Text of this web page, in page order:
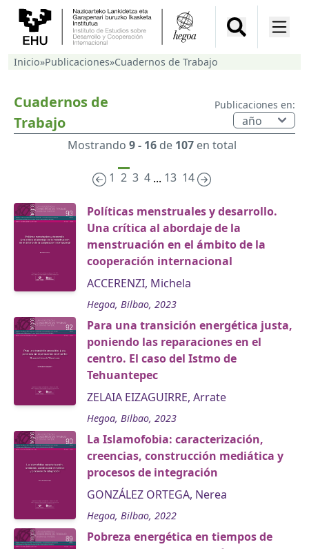
Inicio»Publicaciones»Cuadernos de Trabajo
Cuadernos de
Trabajo
Publicaciones en:
Mostrando 9 - 16de 107en total
1 2 3 4 ... 13 14
Políticas menstruales y desarrollo.
Una crítica al abordaje de la
menstruación en el ámbito de la
cooperación internacional
ACCERENZI, Michela
Hegoa, Bilbao, 2023
Para una transición energética justa,
poniendo las reparaciones en el
centro. El caso del Istmo de
Tehuantepec
ZELAIA EIZAGUIRRE, Arrate
Hegoa, Bilbao, 2023
La Islamofobia: caracterización,
creencias, construcción mediática y
procesos de integración
GONZÁLEZ ORTEGA, Nerea
Hegoa, Bilbao, 2022
Pobreza energética en tiempos de